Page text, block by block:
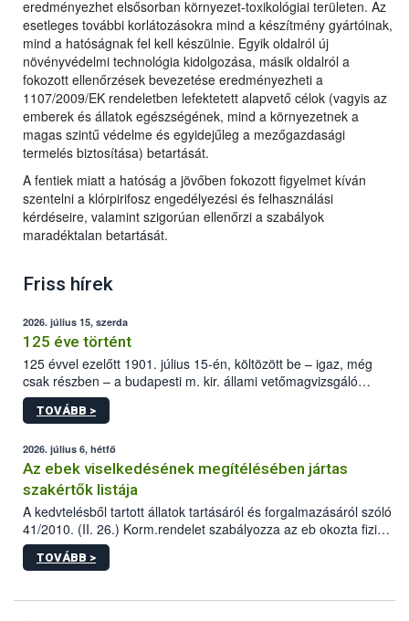
eredményezhet elsősorban környezet-toxikológiai területen. Az
esetleges további korlátozásokra mind a készítmény gyártóinak,
mind a hatóságnak fel kell készülnie. Egyik oldalról új
növényvédelmi technológia kidolgozása, másik oldalról a
fokozott ellenőrzések bevezetése eredményezheti a
1107/2009/EK rendeletben lefektetett alapvető célok (vagyis az
emberek és állatok egészségének, mind a környezetnek a
magas szintű védelme és egyidejűleg a mezőgazdasági
termelés biztosítása) betartását.
A fentiek miatt a hatóság a jövőben fokozott figyelmet kíván
szentelni a klórpirifosz engedélyezési és felhasználási
kérdéseire, valamint szigorúan ellenőrzi a szabályok
maradéktalan betartását.
Friss hírek
2026. július 15, szerda
125 éve történt
125 évvel ezelőtt 1901. július 15-én, költözött be – igaz, még
csak részben – a budapesti m. kir. állami vetőmagvizsgáló
állomás a Kis Rókus utca 15. szám alatti, Czigler Győző által
tervezett új épületébe.
TOVÁBB >
2026. július 6, hétfő
Az ebek viselkedésének megítélésében jártas
szakértők listája
A kedvtelésből tartott állatok tartásáról és forgalmazásáról szóló
41/2010. (II. 26.) Korm.rendelet szabályozza az eb okozta fizikai
sérülés, illetve ennek veszélye keletkezésekor felmerülő
hatósági feladatokat, valamint a veszélyes eb tartását és annak
vonni az ebek viselkedésének megítélésében jártas szakértőt.
TOVÁBB >